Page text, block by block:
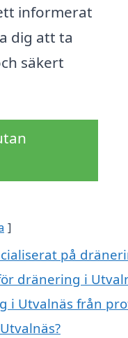
informerat
dig att ta
säkert
på
dränering i
i Utvalnäs från